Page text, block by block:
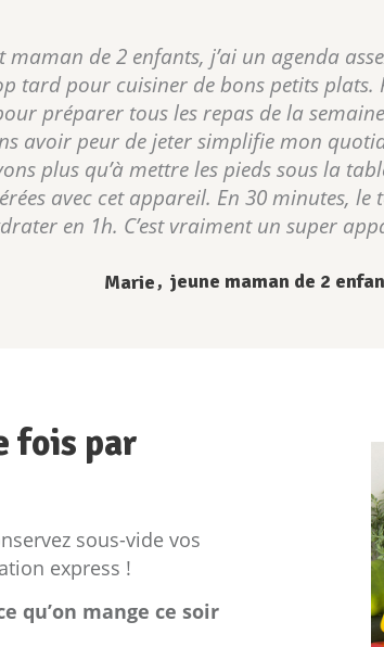
maman de 2 enfants, j’ai un agenda
tard pour cuisiner de bons petits plats.
préparer tous les repas de la
avoir peur de jeter simplifie mon
plus qu’à mettre les pieds sous la
avec cet appareil. En 30 minutes,
en 1h. C’est vraiment un super
Marie jeune maman de 2
fois par
sous-vide vos
express !
qu’on mange ce soir